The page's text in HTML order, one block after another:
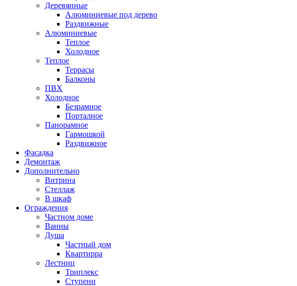
Деревянные
Алюминиевые под дерево
Раздвижные
Алюминиевые
Теплое
Холодное
Теплое
Террасы
Балконы
ПВХ
Холодное
Безрамное
Порталное
Панорамное
Гармошкой
Раздвижное
Фасадка
Демонтаж
Дополнительно
Витрина
Стеллаж
В шкаф
Ограждения
Частном доме
Ванны
Душа
Частный дом
Квартирра
Лестниц
Триплекс
Ступени